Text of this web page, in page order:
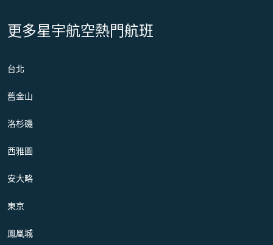
更多星宇航空熱門航班
台北
舊金山
洛杉磯
西雅圖
安大略
東京
鳳凰城